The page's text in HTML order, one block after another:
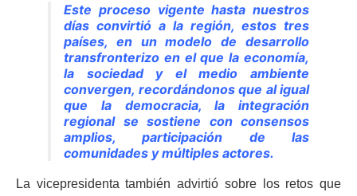
Este proceso vigente hasta nuestros
días convirtió a la región, estos tres
países, en un modelo de desarrollo
transfronterizo en el que la economía,
la sociedad y el medio ambiente
convergen, recordándonos que al igual
que la democracia, la integración
regional se sostiene con consensos
amplios, participación de las
comunidades y múltiples actores.
La vicepresidenta también advirtió sobre los retos que